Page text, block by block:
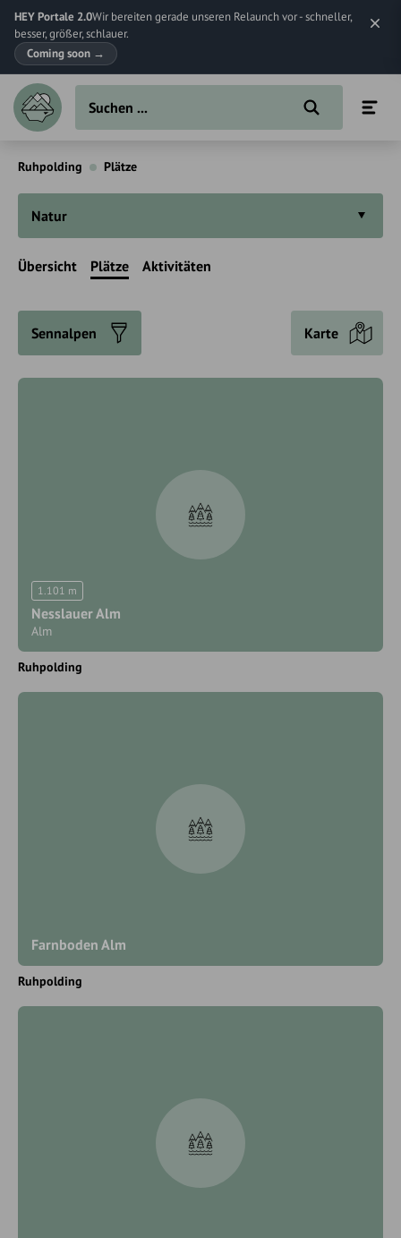
HEY Portale 2.0Wir bereiten gerade unseren Relaunch vor - schneller,
besser, größer, schlauer.
Coming soon →
Ruhpolding Plätze
Natur
Übersicht Plätze Aktivitäten
Sennalpen Karte
1.101 m
Nesslauer Alm
Alm
Ruhpolding
Farnboden Alm
Ruhpolding